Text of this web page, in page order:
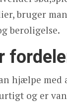
bruger
beroligelse.
hjælpe med
og er